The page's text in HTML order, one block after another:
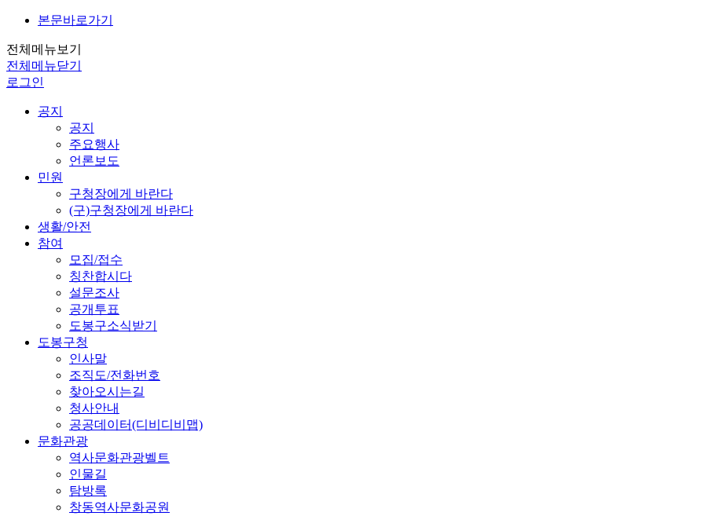
본문바로가기
전체메뉴보기
전체메뉴닫기
로그인
공지
공지
주요행사
언론보도
민원
구청장에게 바란다
(구)구청장에게 바란다
생활/안전
참여
모집/접수
칭찬합시다
설문조사
공개투표
도봉구소식받기
도봉구청
인사말
조직도/전화번호
찾아오시는길
청사안내
공공데이터(디비디비맵)
문화관광
역사문화관광벨트
인물길
탐방록
창동역사문화공원